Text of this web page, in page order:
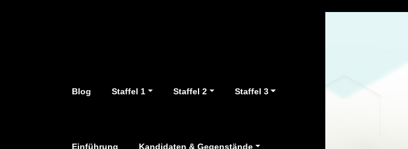
Blog Staffel 1 Staffel 2 Staffel 3
Einführung Kandidaten & Gegenstände